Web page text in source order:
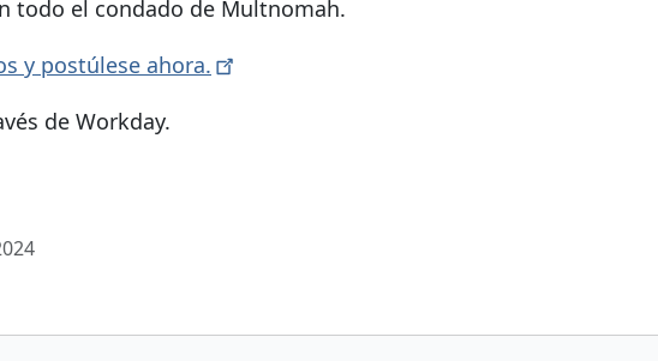
todo el condado de Multnomah.
y postúlese ahora.
de Workday.